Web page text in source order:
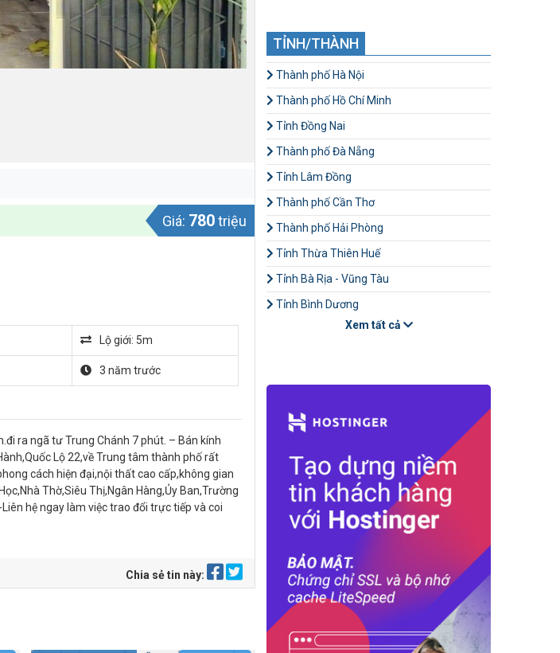
Giá: 780triệu
Lộ giới: 5m
3 năm trước
ra ngã tư Trung Chánh 7 phút. – Bán kính
Lộ 22,về Trung tâm thành phố rất
cách hiện đại,nội thất cao cấp,không gian
Thờ,Siêu Thị,Ngân Hàng,Ủy Ban,Trường
hệ ngay làm việc trao đổi trực tiếp và coi
Chia sẻ tin này:
TỈNH/THÀNH
Thành phố Hà Nội
Thành phố Hồ Chí Minh
Tỉnh Đồng Nai
Thành phố Đà Nẵng
Tỉnh Lâm Đồng
Thành phố Cần Thơ
Thành phố Hải Phòng
Tỉnh Thừa Thiên Huế
Tỉnh Bà Rịa - Vũng Tàu
Tỉnh Bình Dương
Xem tất cả